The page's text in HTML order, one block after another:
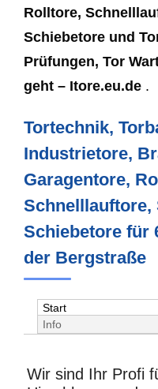
Rolltore,
Schiebetore und
Prüfungen, Tor
geht – Itore.eu.de .
Tortechnik,
Industrietore,
Garagentore,
Schnelllauftore,
Schiebetore für
der Bergstraße
Start
Info
Wir sind Ihr Profi